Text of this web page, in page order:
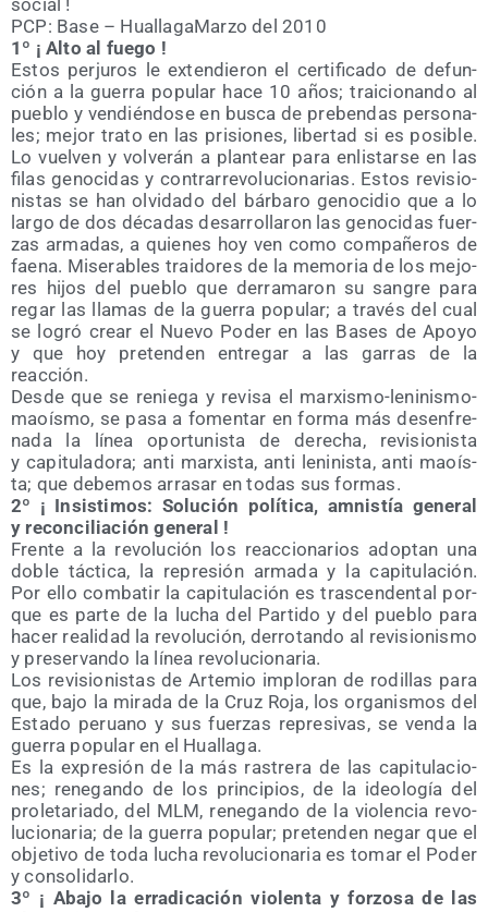
social !
PCP: Base – Hua­lla­ga­Mar­zo del 2010
1º ¡ Alto al fuego !
Estos per­ju­ros le exten­die­ron el cer­ti­fi­ca­do de defun­
ción a la gue­rra popu­lar hace 10 años; trai­cio­nan­do al
pue­blo y ven­dién­do­se en bus­ca de pre­ben­das per­so­na­
les; mejor tra­to en las pri­sio­nes, liber­tad si es posi­ble.
Lo vuel­ven y vol­ve­rán a plan­tear para enlis­tar­se en las
filas geno­ci­das y con­tra­rre­vo­lu­cio­na­rias. Estos revi­sio­
nis­tas se han olvi­da­do del bár­ba­ro geno­ci­dio que a lo
lar­go de dos déca­das desa­rro­lla­ron las geno­ci­das fuer­
zas arma­das, a quie­nes hoy ven como com­pa­ñe­ros de
fae­na. Mise­ra­bles trai­do­res de la memo­ria de los mejo­
res hijos del pue­blo que derra­ma­ron su san­gre para
regar las lla­mas de la gue­rra popu­lar; a tra­vés del cual
se logró crear el Nue­vo Poder en las Bases de Apo­yo
y que hoy pre­ten­den entre­gar a las garras de la
reacción.
Des­de que se renie­ga y revi­sa el mar­xis­mo-leni­nis­mo-
maoís­mo, se pasa a fomen­tar en for­ma más desen­fre­
na­da la línea opor­tu­nis­ta de dere­cha, revi­sio­nis­ta
y capi­tu­la­do­ra; anti mar­xis­ta, anti leni­nis­ta, anti maoís­
ta; que debe­mos arra­sar en todas sus formas.
2º ¡ Insis­ti­mos: Solu­ción polí­ti­ca, amnis­tía gene­ral
y recon­ci­lia­ción general !
Fren­te a la revo­lu­ción los reac­cio­na­rios adop­tan una
doble tác­ti­ca, la repre­sión arma­da y la capi­tu­la­ción.
Por ello com­ba­tir la capi­tu­la­ción es tras­cen­den­tal por­
que es par­te de la lucha del Par­ti­do y del pue­blo para
hacer reali­dad la revo­lu­ción, derro­tan­do al revi­sio­nis­mo
y pre­ser­van­do la línea revolucionaria.
Los revi­sio­nis­tas de Arte­mio implo­ran de rodi­llas para
que, bajo la mira­da de la Cruz Roja, los orga­nis­mos del
Esta­do peruano y sus fuer­zas repre­si­vas, se ven­da la
gue­rra popu­lar en el Huallaga.
Es la expre­sión de la más ras­tre­ra de las capi­tu­la­cio­
nes; rene­gan­do de los prin­ci­pios, de la ideo­lo­gía del
pro­le­ta­ria­do, del MLM, rene­gan­do de la vio­len­cia revo­
lu­cio­na­ria; de la gue­rra popu­lar; pre­ten­den negar que el
obje­ti­vo de toda lucha revo­lu­cio­na­ria es tomar el Poder
y consolidarlo.
3º ¡ Aba­jo la erra­di­ca­ción vio­len­ta y for­zo­sa de las